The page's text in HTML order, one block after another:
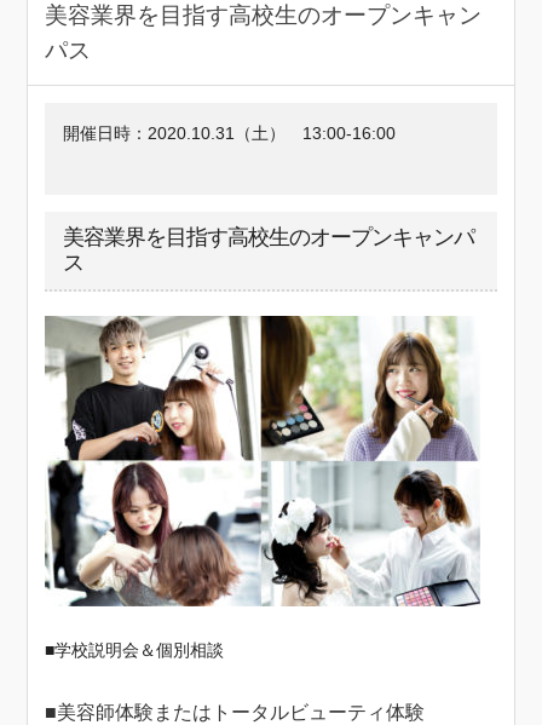
美容業界を目指す高校生のオープンキャン
パス
開催日時： 2020.10.31（土） 13:00-16:00
美容業界を目指す高校生のオープンキャンパ
ス
■学校説明会＆個別相談
■美容師体験またはトータルビューティ体験